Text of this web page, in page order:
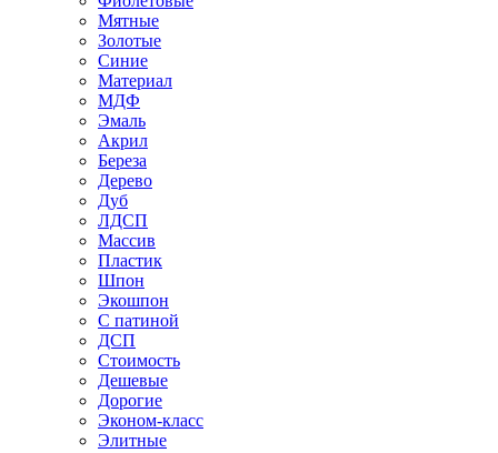
Мятные
Золотые
Синие
Материал
МДФ
Эмаль
Акрил
Береза
Дерево
Дуб
ЛДСП
Массив
Пластик
Шпон
Экошпон
С патиной
ДСП
Стоимость
Дешевые
Дорогие
Эконом-класс
Элитные